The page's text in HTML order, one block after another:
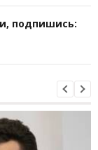
подпишись: